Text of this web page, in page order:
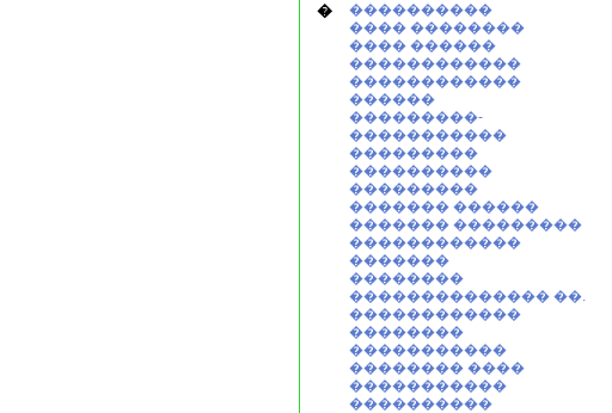
�
����������
���� ��������
���� ������
������������
������������
������
���������-
�����������
���������
����������
���������
������� ������
������� ���������
������������
�������
��������
�������������� ��.
������������
��������
�����������
�������� ����
�����������
����������